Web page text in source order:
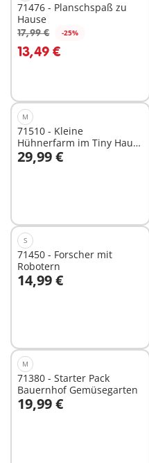
71476 - Planschspaß zu
Hause
17,99 € -25%
13,49 €
In den Warenkorb
M
71510 - Kleine
Hühnerfarm im Tiny Haus
Garten
29,99 €
In den Warenkorb
S
71450 - Forscher mit
Robotern
14,99 €
M
71380 - Starter Pack
Bauernhof Gemüsegarten
19,99 €
In den Warenkorb